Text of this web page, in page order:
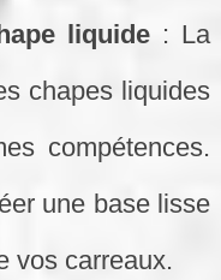
liquide: La
chapes liquides
compétences.
une base lisse
vos carreaux.